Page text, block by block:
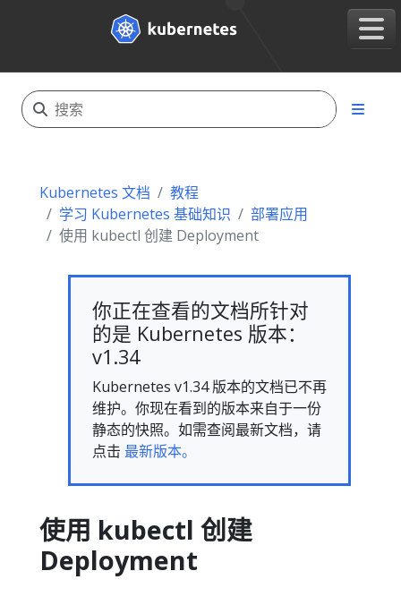
Kubernetes 文档
教程
学习 Kubernetes 基础知识
部署应用
使用 kubectl 创建 Deployment
你正在查看的文档所针对
的是 Kubernetes 版本：
v1.34
Kubernetes v1.34 版本的文档已不再
维护。你现在看到的版本来自于一份
静态的快照。如需查阅最新文档，请
点击 最新版本。
使用 kubectl 创建
Deployment